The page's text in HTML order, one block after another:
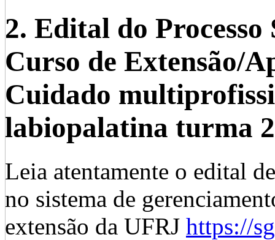
2. Edital do
Curso de Extensão/
Cuidado
labiopalatina turma
Leia atentamente o edital
no sistema de
extensão da UFRJ https://